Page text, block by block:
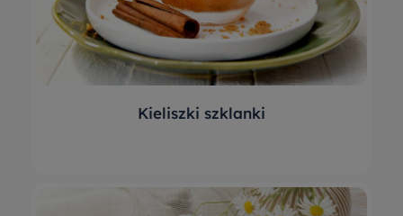
Kieliszki szklanki